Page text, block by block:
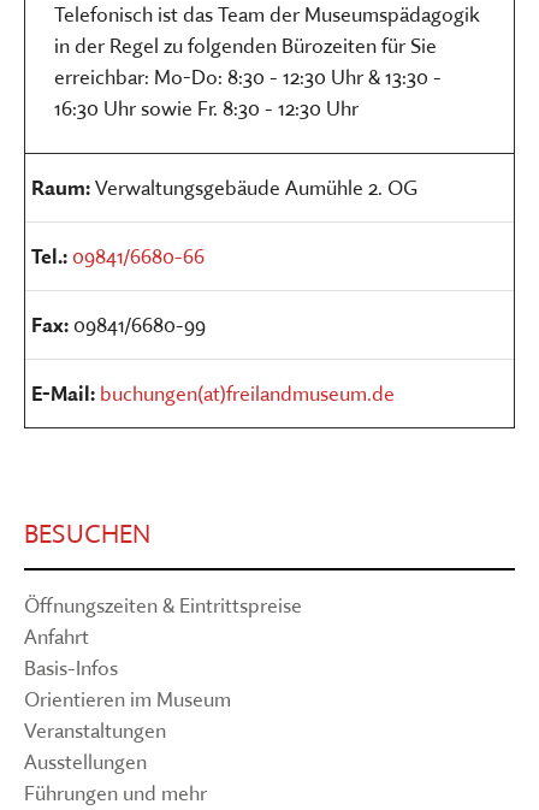
Telefonisch ist das Team der Museumspädagogik
in der Regel zu folgenden Bürozeiten für Sie
erreichbar: Mo-Do: 8:30 - 12:30 Uhr & 13:30 -
16:30 Uhr sowie Fr. 8:30 - 12:30 Uhr
Raum:Verwaltungsgebäude Aumühle 2. OG
Tel.:09841/6680-66
Fax:09841/6680-99
E-Mail: buchungen(at)freilandmuseum.de
BESUCHEN
Öffnungszeiten & Eintrittspreise
Anfahrt
Basis-Infos
Orientieren im Museum
Veranstaltungen
Ausstellungen
Führungen und mehr